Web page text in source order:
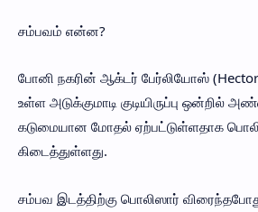
சம்பவம் என்ன?
போனி நகரின் ஆக்டர் பேர்லியோஸ் (Hector
உள்ள அடுக்குமாடி குடியிருப்பு ஒன்றில்
கடுமையான மோதல் ஏற்பட்டுள்ளதாக
கிடைத்துள்ளது.
சம்பவ இடத்திற்கு பொலிஸார்